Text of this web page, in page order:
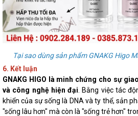
Tại sao dùng sản phẩm GNAKG Higo
6. Kết luận
GNAKG HIGO là minh chứng cho sự
và công nghệ hiện đại . Bằng việc tác
khiển của sự sống là DNA và ty thể, sản
"sống lâu hơn" mà còn là "sống trẻ hơn"